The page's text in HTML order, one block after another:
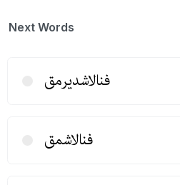
Next Words
فنالاشدیرمق
فنالاشمق